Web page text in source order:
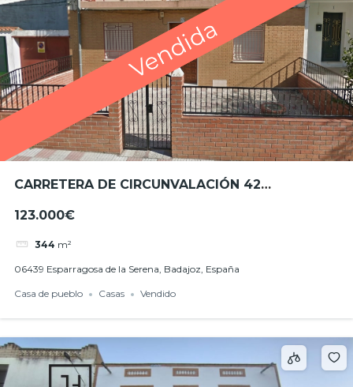
CARRETERA DE CIRCUNVALACIÓN 42
123.000€
344 m²
06439 Esparragosa de la Serena, Badajoz, España
Casa de pueblo Casas Vendido